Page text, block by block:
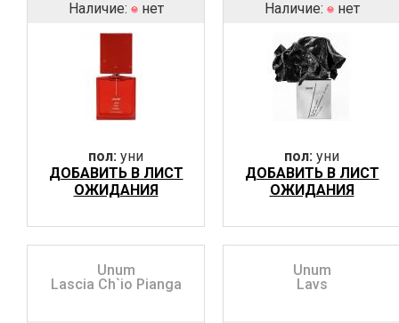
Наличие: нет
пол: уни
ДОБАВИТЬ В ЛИСТ
ОЖИДАНИЯ
Наличие: нет
пол: уни
ДОБАВИТЬ В ЛИСТ
ОЖИДАНИЯ
Unum
Lascia Ch`io Pianga
Unum
Lavs